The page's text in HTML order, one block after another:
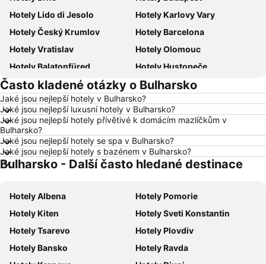
Hotely Lido di Jesolo
Hotely Karlovy Vary
Hotely Český Krumlov
Hotely Barcelona
Hotely Vratislav
Hotely Olomouc
Hotely Balatonfüred
Hotely Hustopeče
Hotely Vídeň
Hotely Hurghada
Hotely Bratislava
Hotely Kolobrzeg
Hotely Třeboň
Hotely Málaga
Hotely Amsterdam
Hotely Ostrava
Hotely Lignano Sabbiadoro
Hotely Vysočina
Hotely Šumava
Hotely Wolfgangsee
Hotely Rakousko
Hotely Polsko
Hotely Slovinsko
Hotely Jeseníky
Hotely Korfu
Hotely Emilia-Romagna
Hotely Krkonoše
Hotely Španělsko
Často kladené otázky o Bulharsko
Jaké jsou nejlepší hotely v Bulharsko?
Jaké jsou nejlepší luxusní hotely v Bulharsko?
Jaké jsou nejlepší hotely přívětivé k domácím mazlíčkům v
Bulharsko?
Jaké jsou nejlepší hotely se spa v Bulharsko?
Jaké jsou nejlepší hotely s bazénem v Bulharsko?
Bulharsko - Další často hledané destinace
Hotely Albena
Hotely Pomorie
Hotely Kiten
Hotely Sveti Konstantin
Hotely Tsarevo
Hotely Plovdiv
Hotely Bansko
Hotely Ravda